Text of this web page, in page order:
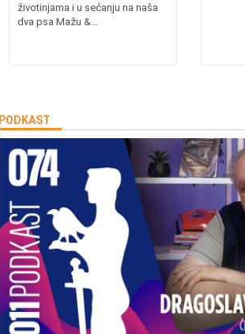
životinjama i u sećanju na naša
dva psa Mažu &...
PODKAST